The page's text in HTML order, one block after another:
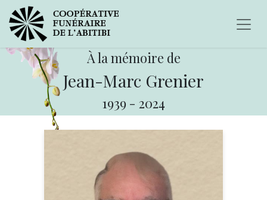
À la mémoire de
Jean-Marc Grenier
1939 - 2024